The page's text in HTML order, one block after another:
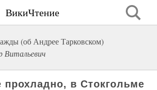
ВикиЧтение
(об Андрее Тарковском)
Витальевич
в Стокгольме